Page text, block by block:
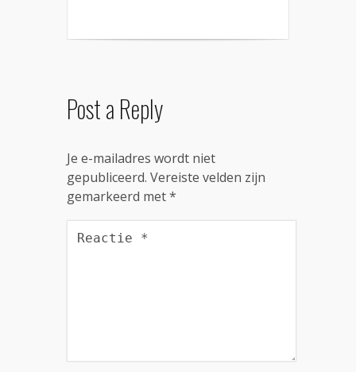
Post a Reply
Je e-mailadres wordt niet
gepubliceerd. Vereiste velden zijn
gemarkeerd met*